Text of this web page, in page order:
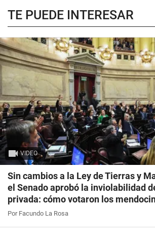
TE PUEDE INTERESAR
VIDEO
Sin cambios a la Ley de Tierras y
el Senado aprobó la inviolabilidad
privada: cómo votaron los
Por Facundo La Rosa